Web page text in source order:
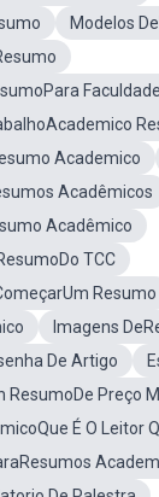
Modelos
Faculdade
Academico
Acadêmicos
Acadêmico
TCC
Resumo
Imagens
De Artigo
ResumoDe Preço
É O Leitor